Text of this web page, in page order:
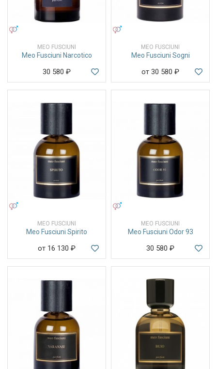
MEO FUSCIUNI
Meo Fusciuni Narcotico
30 580 ₽
MEO FUSCIUNI
Meo Fusciuni Sogni
от 30 580 ₽
MEO FUSCIUNI
Meo Fusciuni Spirito
от 16 130 ₽
MEO FUSCIUNI
Meo Fusciuni Odor 93
30 580 ₽